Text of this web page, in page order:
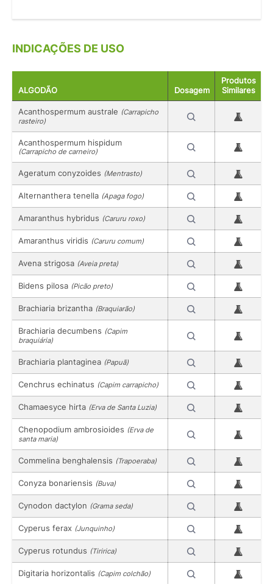
INDICAÇÕES DE USO
ALGODÃO Dosagem
Produtos
Similares
Acanthospermum australe (Carrapicho
rasteiro)
Acanthospermum hispidum
(Carrapicho de carneiro)
Ageratum conyzoides (Mentrasto)
Alternanthera tenella (Apaga fogo)
Amaranthus hybridus (Caruru roxo)
Amaranthus viridis (Caruru comum)
Avena strigosa (Aveia preta)
Bidens pilosa (Picão preto)
Brachiaria brizantha (Braquiarão)
Brachiaria decumbens (Capim
braquiária)
Brachiaria plantaginea (Papuã)
Cenchrus echinatus (Capim carrapicho)
Chamaesyce hirta (Erva de Santa Luzia)
Chenopodium ambrosioides (Erva de
santa maria)
Commelina benghalensis (Trapoeraba)
Conyza bonariensis (Buva)
Cynodon dactylon (Grama seda)
Cyperus ferax (Junquinho)
Cyperus rotundus (Tiririca)
Digitaria horizontalis (Capim colchão)